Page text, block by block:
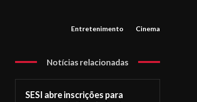
Entretenimento Cinema
Notícias relacionadas
SESI abre inscrições para